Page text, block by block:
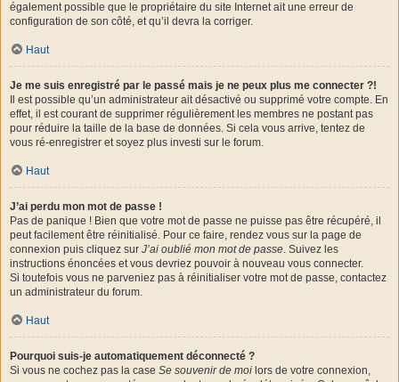
également possible que le propriétaire du site Internet ait une erreur de
configuration de son côté, et qu’il devra la corriger.
Haut
Je me suis enregistré par le passé mais je ne peux plus me connecter ?!
Il est possible qu’un administrateur ait désactivé ou supprimé votre compte. En
effet, il est courant de supprimer régulièrement les membres ne postant pas
pour réduire la taille de la base de données. Si cela vous arrive, tentez de
vous ré-enregistrer et soyez plus investi sur le forum.
Haut
J’ai perdu mon mot de passe !
Pas de panique ! Bien que votre mot de passe ne puisse pas être récupéré, il
peut facilement être réinitialisé. Pour ce faire, rendez vous sur la page de
connexion puis cliquez sur J’ai oublié mon mot de passe. Suivez les
instructions énoncées et vous devriez pouvoir à nouveau vous connecter.
Si toutefois vous ne parveniez pas à réinitialiser votre mot de passe, contactez
un administrateur du forum.
Haut
Pourquoi suis-je automatiquement déconnecté ?
Si vous ne cochez pas la case Se souvenir de moi lors de votre connexion,